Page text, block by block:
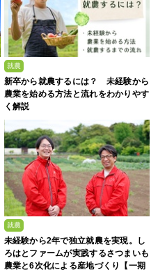
就農
新卒から就農するには？ 未経験から
農業を始める方法と流れをわかりやす
く解説
就農
未経験から2年で独立就農を実現。し
ろはとファームが実践するさつまいも
農業と6次化による産地づくり【一期